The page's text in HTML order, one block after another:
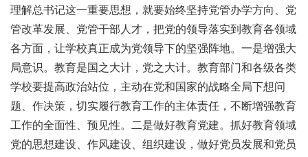
理解总书记这一重要思想，就要始终坚持党管办学方向、党
管改革发展、党管干部人才，把党的领导落实到教育各领域
各方面，让学校真正成为党领导下的坚强阵地。一是增强大
局意识。教育是国之大计，党之大计。教育部门和各级各类
学校要提高政治站位，主动在党和国家的战略全局下想问
题、作决策，切实履行教育工作的主体责任，不断增强教育
工作的全面性、预见性。二是做好教育党建。抓好教育领域
党的思想建设、作风建设、组织建设，做好党员发展和党员